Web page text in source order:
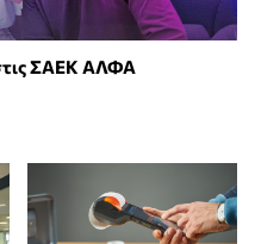
ΣΑΕΚ ΑΛΦΑ